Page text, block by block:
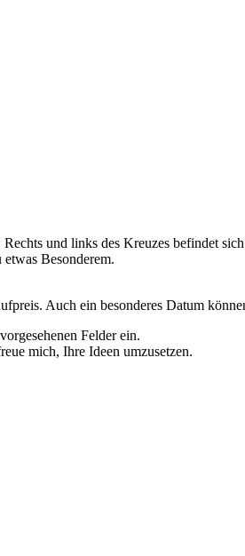
und links des Kreuzes befindet
Besonderem.
Auch ein besonderes Datum
Felder ein.
mich, Ihre Ideen umzusetzen.